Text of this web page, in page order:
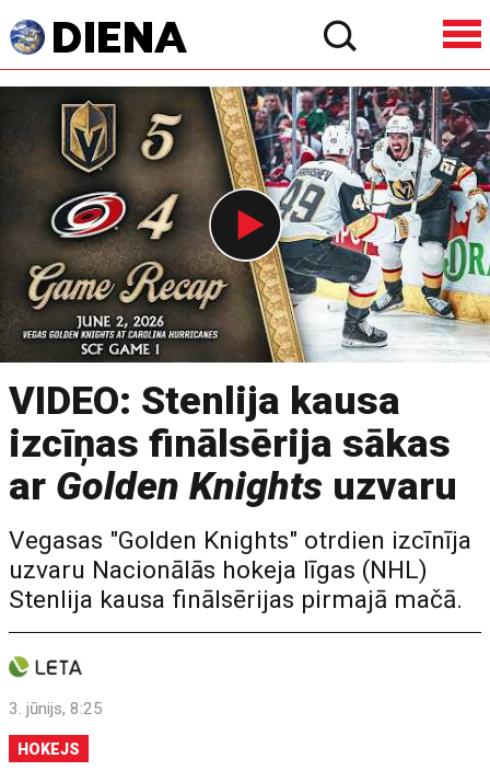
VIDEO: Stenlija kausa
izcīņas finālsērija sākas
ar Golden Knights uzvaru
Vegasas "Golden Knights" otrdien izcīnīja
uzvaru Nacionālās hokeja līgas (NHL)
Stenlija kausa finālsērijas pirmajā mačā.
3. jūnijs, 8:25
HOKEJS